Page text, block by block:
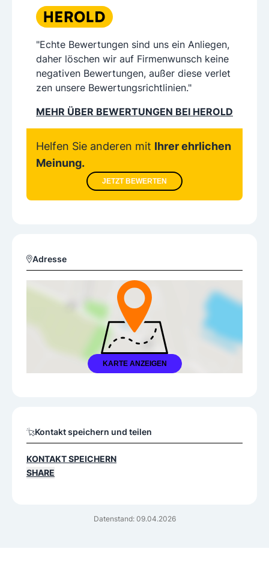
"Echte Bewertungen sind uns ein Anliegen,
daher löschen wir auf Firmenwunsch keine
negativen Bewertungen, außer diese verlet
zen unsere Bewertungsrichtlinien."
MEHR ÜBER BEWERTUNGEN BEI HEROLD
Helfen Sie anderen mit Ihrer ehrlichen
Meinung.
JETZT BEWERTEN
Adresse
KARTE ANZEIGEN
Datenstand: 09.04.2026
Kontakt speichern und teilen
KONTAKT SPEICHERN
SHARE